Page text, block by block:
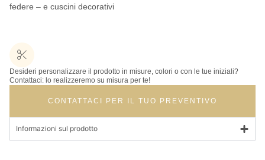
federe – e cuscini decorativi
Desideri personalizzare il prodotto in misure, colori o con le tue iniziali?
Contattaci: lo realizzeremo su misura per te!
CONTATTACI PER IL TUO PREVENTIVO
Informazioni sul prodotto